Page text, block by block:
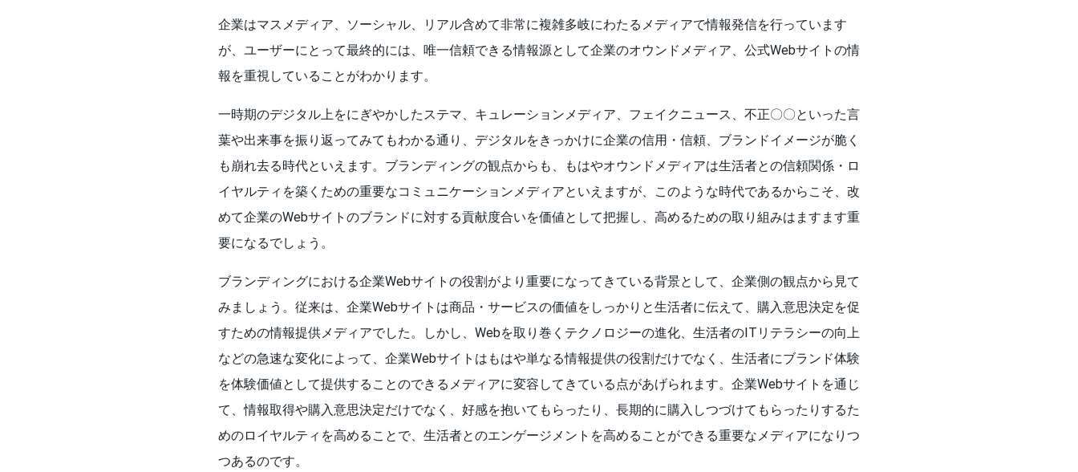
企業はマスメディア、ソーシャル、リアル含めて非常に複雑多岐にわたるメディアで情報発信を行っています
が、ユーザーにとって最終的には、唯一信頼できる情報源として企業のオウンドメディア、公式Webサイトの情
報を重視していることがわかります。
一時期のデジタル上をにぎやかしたステマ、キュレーションメディア、フェイクニュース、不正〇〇といった言
葉や出来事を振り返ってみてもわかる通り、デジタルをきっかけに企業の信用・信頼、ブランドイメージが脆く
も崩れ去る時代といえます。ブランディングの観点からも、もはやオウンドメディアは生活者との信頼関係・ロ
イヤルティを築くための重要なコミュニケーションメディアといえますが、このような時代であるからこそ、改
めて企業のWebサイトのブランドに対する貢献度合いを価値として把握し、高めるための取り組みはますます重
要になるでしょう。
ブランディングにおける企業Webサイトの役割がより重要になってきている背景として、企業側の観点から見て
みましょう。従来は、企業Webサイトは商品・サービスの価値をしっかりと生活者に伝えて、購入意思決定を促
すための情報提供メディアでした。しかし、Webを取り巻くテクノロジーの進化、生活者のITリテラシーの向上
などの急速な変化によって、企業Webサイトはもはや単なる情報提供の役割だけでなく、生活者にブランド体験
を体験価値として提供することのできるメディアに変容してきている点があげられます。企業Webサイトを通じ
て、情報取得や購入意思決定だけでなく、好感を抱いてもらったり、長期的に購入しつづけてもらったりするた
めのロイヤルティを高めることで、生活者とのエンゲージメントを高めることができる重要なメディアになりつ
つあるのです。